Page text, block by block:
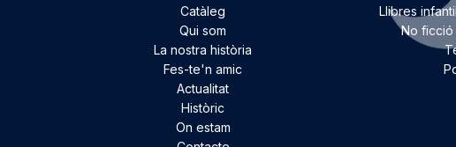
Catàleg
Qui som
La nostra història
Fes-te'n amic
Actualitat
Històric
On estam
Llibres
No ficció